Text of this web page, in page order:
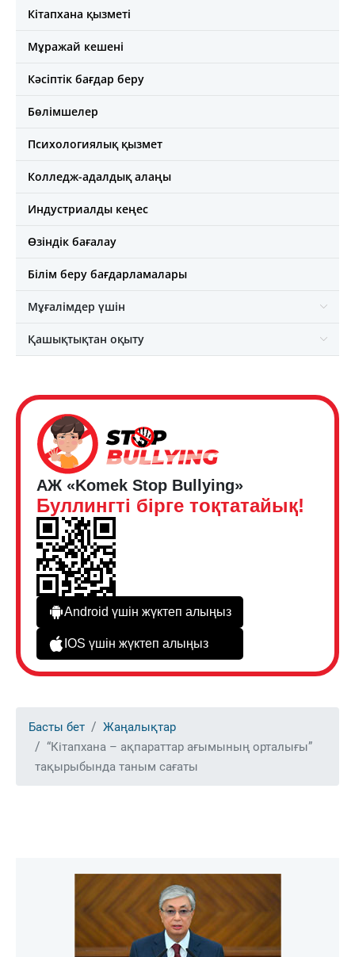
Кітапхана қызметі
Мұражай кешені
Кәсіптік бағдар беру
Бөлімшелер
Психологиялық қызмет
Колледж-адалдық алаңы
Индустриалды кеңес
Өзіндік бағалау
Білім беру бағдарламалары
Мұғалімдер үшін
Қашықтықтан оқыту
АЖ «Komek Stop Bullying»
Буллингті бірге тоқтатайық!
Android үшін жүктеп алыңыз
IOS үшін жүктеп алыңыз
Басты бет
Жаңалықтар
“Кітапхана – ақпараттар ағымының орталығы”
тақырыбында таным сағаты